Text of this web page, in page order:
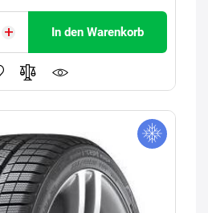
In den Warenkorb